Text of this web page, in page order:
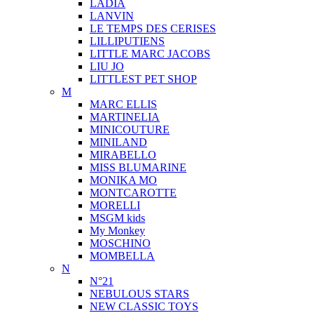
LADIA
LANVIN
LE TEMPS DES CERISES
LILLIPUTIENS
LITTLE MARC JACOBS
LIU JO
LITTLEST PET SHOP
M
MARC ELLIS
MARTINELIA
MINICOUTURE
MINILAND
MIRABELLO
MISS BLUMARINE
MONIKA MO
MONTCAROTTE
MORELLI
MSGM kids
My Monkey
MOSCHINO
MOMBELLA
N
N°21
NEBULOUS STARS
NEW CLASSIC TOYS